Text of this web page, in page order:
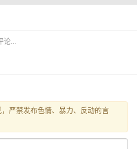
论...
严禁发布色情、暴力、反动的言